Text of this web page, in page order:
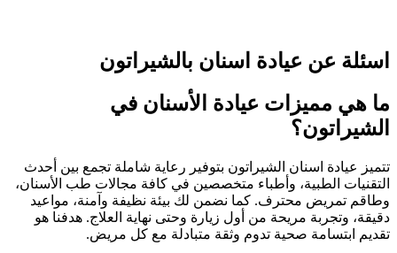
اسئلة عن عيادة اسنان بالشيراتون
ما هي مميزات عيادة الأسنان في
الشيراتون؟
تتميز عيادة اسنان الشيراتون بتوفير رعاية شاملة تجمع بين أحدث
التقنيات الطبية، وأطباء متخصصين في كافة مجالات طب الأسنان،
وطاقم تمريض محترف. كما نضمن لك بيئة نظيفة وآمنة، مواعيد
دقيقة، وتجربة مريحة من أول زيارة وحتى نهاية العلاج. هدفنا هو
تقديم ابتسامة صحية تدوم وثقة متبادلة مع كل مريض.